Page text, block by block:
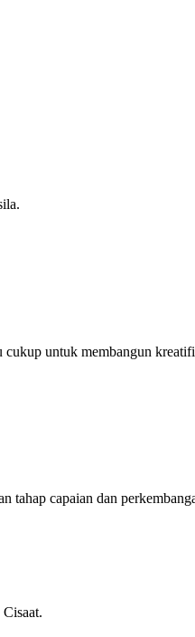
untuk membangun
tahap capaian dan